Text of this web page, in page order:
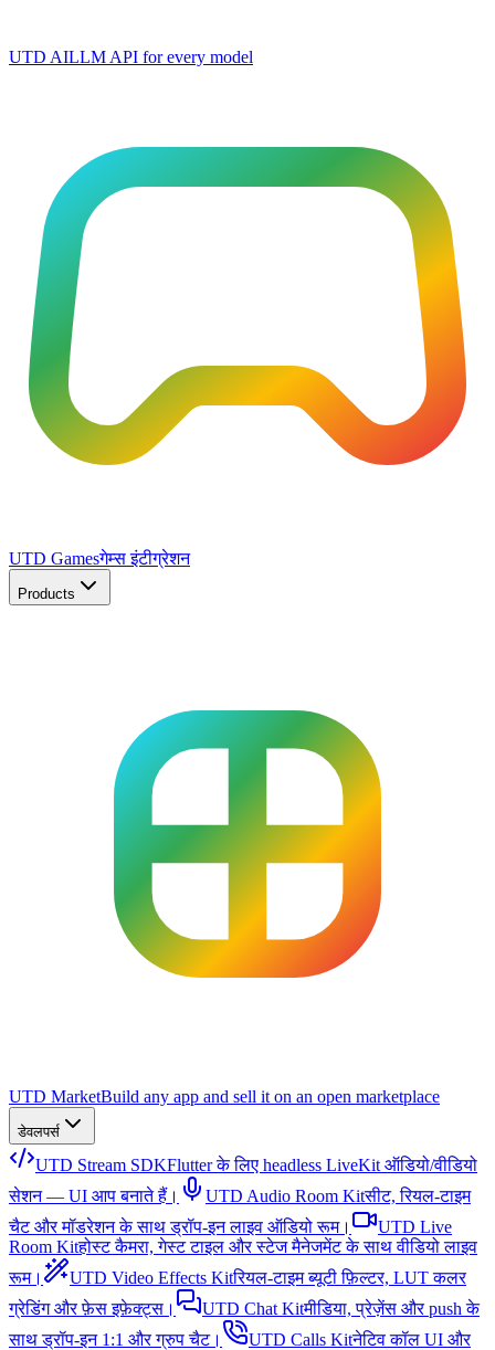
UTD AILLM API for every model
UTD Gamesगेम्स इंटीग्रेशन
Products
UTD MarketBuild any app and sell it on an open marketplace
डेवलपर्स
UTD Stream SDKFlutter के लिए headless LiveKit ऑडियो/वीडियो
सेशन — UI आप बनाते हैं।
UTD Audio Room Kitसीट, रियल-टाइम
चैट और मॉडरेशन के साथ ड्रॉप-इन लाइव ऑडियो रूम।
UTD Live
Room Kitहोस्ट कैमरा, गेस्ट टाइल और स्टेज मैनेजमेंट के साथ वीडियो लाइव
रूम।
UTD Video Effects Kitरियल-टाइम ब्यूटी फ़िल्टर, LUT कलर
ग्रेडिंग और फ़ेस इफ़ेक्ट्स।
UTD Chat Kitमीडिया, प्रेज़ेंस और push के
साथ ड्रॉप-इन 1:1 और ग्रुप चैट।
UTD Calls Kitनेटिव कॉल UI और